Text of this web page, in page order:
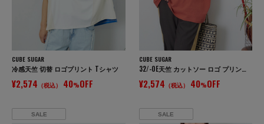
CUBE SUGAR
冷感天竺 切替 ロゴプリント Tシャツ
¥2,574 （税込） 40%OFF
CUBE SUGAR
32/-OE天竺 カットソー ロゴ プリント Tシャツ
¥2,574 （税込） 40%OFF
SALE SALE